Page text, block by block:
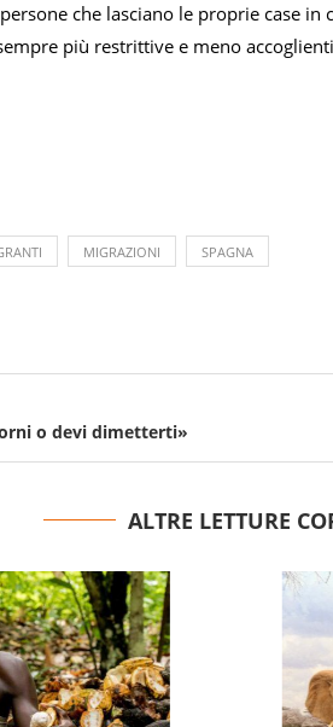
che lasciano le proprie case in
più restrittive e meno
MIGRAZIONI SPAGNA
o devi dimetterti»
ALTRE LETTURE